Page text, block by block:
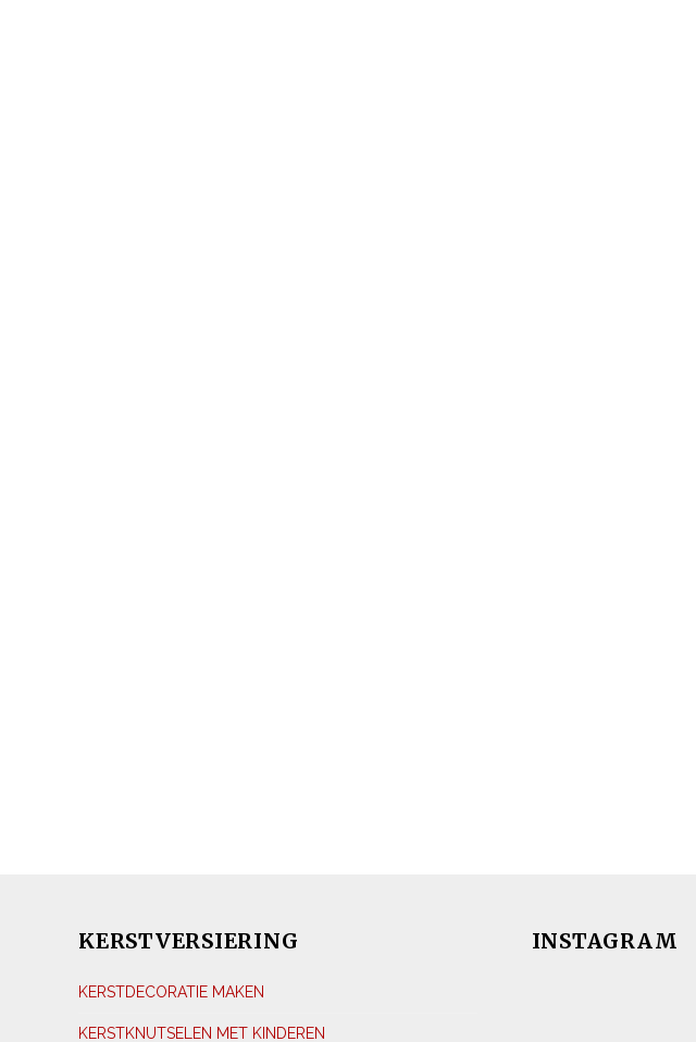
KERSTVERSIERING
KERSTDECORATIE MAKEN
KERSTKNUTSELEN MET KINDEREN
INSTAGRAM